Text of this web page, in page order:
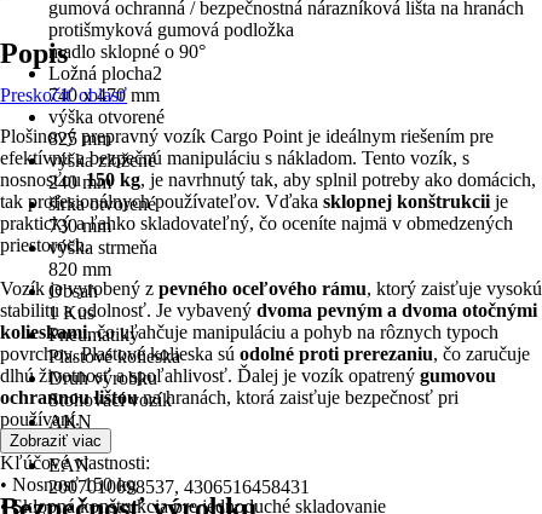
gumová ochranná / bezpečnostná nárazníková lišta na hranách
protišmyková gumová podložka
madlo sklopné o 90°
Ložná plocha2
740 x 470 mm
výška otvorené
825 mm
výška zložené
240 mm
šírka otvorené
730 mm
výška strmeňa
820 mm
Obsah
1 Kus
Pneumatiky
Plastové kolieska
Druh výrobku
Stohovací vozík
AKN
5T49
EAN
2007010098537, 4306516458431
Popis
Preskočiť oblasť
Plošinový prepravný vozík Cargo Point je ideálnym riešením pre
efektívnu a bezpečnú manipuláciu s nákladom. Tento vozík, s
nosnosťou150 kg, je navrhnutý tak, aby splnil potreby ako domácich,
tak profesionálnych používateľov. Vďaka sklopnej konštrukcii je
praktický a ľahko skladovateľný, čo oceníte najmä v obmedzených
priestoroch.
Vozík je vyrobený z pevného oceľového rámu, ktorý zaisťuje vysokú
stabilitu a odolnosť. Je vybavený dvoma pevným a dvoma otočnými
kolieskami, čo uľahčuje manipuláciu a pohyb na rôznych typoch
povrchov. Plastové kolieska sú odolné proti prerezaniu, čo zaručuje
dlhú životnosť a spoľahlivosť. Ďalej je vozík opatrený gumovou
ochrannou lištouna hranách, ktorá zaisťuje bezpečnosť pri
používaní.
Kľúčové vlastnosti:
• Nosnosť 150 kg
• Sklopná konštrukcia pre jednoduché skladovanie
Zobraziť viac